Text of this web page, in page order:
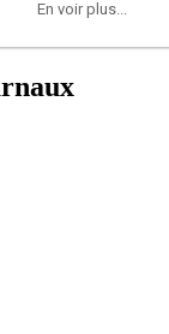
En voir plus...